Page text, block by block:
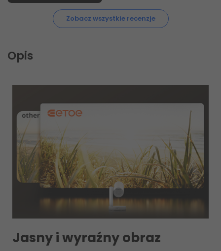
Zobacz wszystkie recenzje
Opis
Jasny i wyraźny obraz